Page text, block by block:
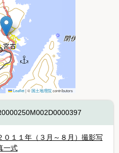
Leaflet |©国土地理院contributors
０１１年（３月～８月）撮影写
一式